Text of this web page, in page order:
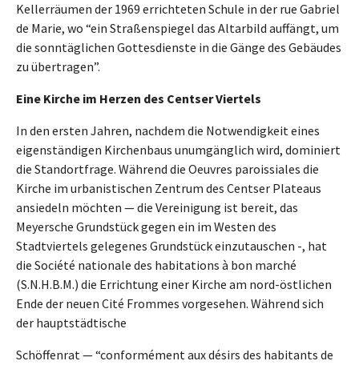
Kellerräumen der 1969 errichteten Schule in der rue Gabriel
de Marie, wo “ein Straßenspiegel das Altarbild auffängt, um
die sonntäglichen Gottesdienste in die Gänge des Gebäudes
zu übertragen”.
Eine Kirche im Herzen des Centser Viertels
In den ersten Jahren, nachdem die Notwendigkeit eines
eigenständigen Kirchenbaus unumgänglich wird, dominiert
die Standortfrage. Während die Oeuvres paroissiales die
Kirche im urbanistischen Zentrum des Centser Plateaus
ansiedeln möchten — die Vereinigung ist bereit, das
Meyersche Grundstück gegen ein im Westen des
Stadtviertels gelegenes Grundstück einzutauschen -, hat
die Société nationale des habitations à bon marché
(S.N.H.B.M.) die Errichtung einer Kirche am nord-östlichen
Ende der neuen Cité Frommes vorgesehen. Während sich
der hauptstädtische
Schöffenrat — “conformément aux désirs des habitants de